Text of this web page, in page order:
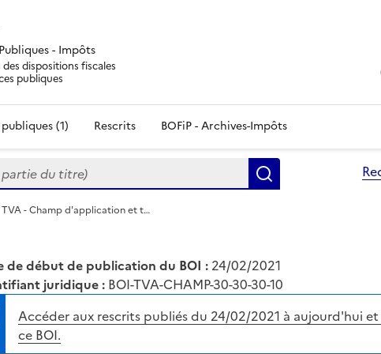
- Impôts
dispositions fiscales
publiques
(1) Rescrits BOFiP - Archives-Impôts
du titre)
TVA - Champ d'application et t…
de début de publication du BOI : 24/02/2021
juridique : BOI-TVA-CHAMP-30-30-30-10
Accéder aux rescrits publiés du 24/02/2021 à aujourd'hui et
ce BOI.